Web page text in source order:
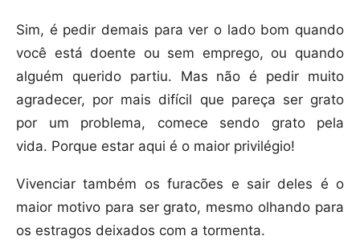
Sim, é pedir demais para ver o lado bom quando
você está doente ou sem emprego, ou quando
alguém querido partiu. Mas não é pedir muito
agradecer, por mais difícil que pareça ser grato
por um problema, comece sendo grato pela
vida. Porque estar aqui é o maior privilégio!
Vivenciar também os furacões e sair deles é o
maior motivo para ser grato, mesmo olhando para
os estragos deixados com a tormenta.